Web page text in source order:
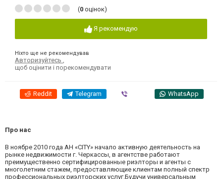
(0 оцінок)
Я рекомендую
Ніхто ще не рекомендував
Авторизуйтесь
щоб оцінити і порекомендувати
Reddit Telegram WhatsApp
Про нас
В ноябре 2010 года АН «CITY» начало активную деятельность на
рынке недвижимости г. Черкассы, в агентстве работают
преимущественно сертифицированные риэлторы и агенты с
многолетним стажем, предоставляющие клиентам полный спектр
профессиональных риэлторских услуг.Будучи универсальным